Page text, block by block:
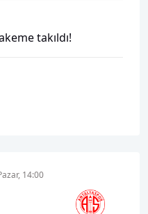
takıldı!
14:00